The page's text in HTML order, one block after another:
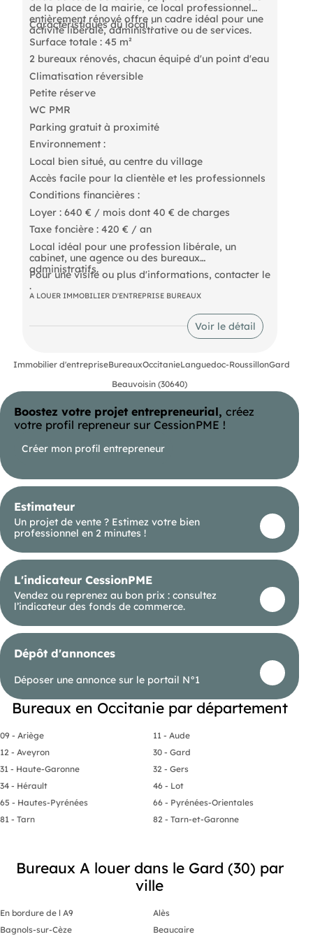
de la place de la mairie, ce local professionnel
entièrement rénové offre un cadre idéal pour une
activité libérale, administrative ou de services.
Caractéristiques du local :
Surface totale : 45 m²
2 bureaux rénovés, chacun équipé d'un point d'eau
Climatisation réversible
Petite réserve
WC PMR
Parking gratuit à proximité
Environnement :
Local bien situé, au centre du village
Accès facile pour la clientèle et les professionnels
Conditions financières :
Loyer : 640 € / mois dont 40 € de charges
Taxe foncière : 420 € / an
Local idéal pour une profession libérale, un
cabinet, une agence ou des bureaux
administratifs.
Pour une visite ou plus d'informations, contacter le
.
A LOUER IMMOBILIER D'ENTREPRISE BUREAUX
Voir le détail
Immobilier d'entrepriseBureauxOccitanieLanguedoc-RoussillonGard
Beauvoisin (30640)
Boostez votre projet entrepreneurial, créez
votre profil repreneur sur CessionPME !
Créer mon profil entrepreneur
Estimateur
Un projet de vente ? Estimez votre bien
professionnel en 2 minutes !
L'indicateur CessionPME
Vendez ou reprenez au bon prix : consultez
l’indicateur des fonds de commerce.
Dépôt d'annonces
Déposer une annonce sur le portail N°1
Bureaux en Occitanie par département
09 - Ariège
11 - Aude
12 - Aveyron
30 - Gard
31 - Haute-Garonne
32 - Gers
34 - Hérault
46 - Lot
65 - Hautes-Pyrénées
66 - Pyrénées-Orientales
81 - Tarn
82 - Tarn-et-Garonne
Bureaux A louer dans le Gard (30) par
ville
En bordure de l A9
Alès
Bagnols-sur-Cèze
Beaucaire